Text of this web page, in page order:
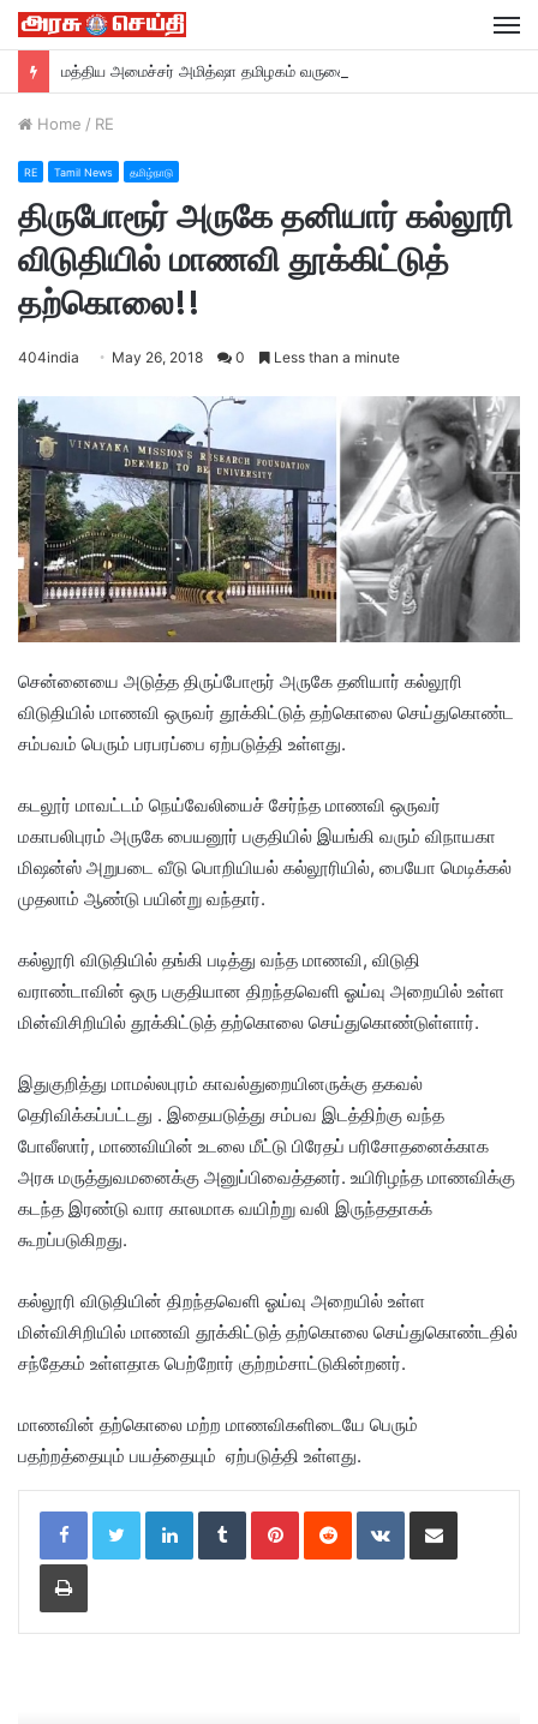
மத்திய அமைச்சர் அமித்ஷா தமிழகம் வருகை….
Home / RE
RE Tamil News தமிழ்நாடு
திருபோரூர் அருகே தனியார் கல்லூரி
விடுதியில் மாணவி தூக்கிட்டுத்
தற்கொலை!!
404india May 26, 2018 0 Less than a minute
சென்னையை அடுத்த திருப்போரூர் அருகே தனியார் கல்லூரி
விடுதியில் மாணவி ஒருவர் தூக்கிட்டுத் தற்கொலை செய்துகொண்ட
சம்பவம் பெரும் பரபரப்பை ஏற்படுத்தி உள்ளது.
கடலூர் மாவட்டம் நெய்வேலியைச் சேர்ந்த மாணவி ஒருவர்
மகாபலிபுரம் அருகே பையனூர் பகுதியில் இயங்கி வரும் விநாயகா
மிஷன்ஸ் அறுபடை வீடு பொறியியல் கல்லூரியில், பையோ மெடிக்கல்
முதலாம் ஆண்டு பயின்று வந்தார்.
கல்லூரி விடுதியில் தங்கி படித்து வந்த மாணவி, விடுதி
வராண்டாவின் ஒரு பகுதியான திறந்தவெளி ஓய்வு அறையில் உள்ள
மின்விசிறியில் தூக்கிட்டுத் தற்கொலை செய்துகொண்டுள்ளார்.
இதுகுறித்து மாமல்லபுரம் காவல்துறையினருக்கு தகவல்
தெரிவிக்கப்பட்டது . இதையடுத்து சம்பவ இடத்திற்கு வந்த
போலீஸார், மாணவியின் உடலை மீட்டு பிரேதப் பரிசோதனைக்காக
அரசு மருத்துவமனைக்கு அனுப்பிவைத்தனர். உயிரிழந்த மாணவிக்கு
கடந்த இரண்டு வார காலமாக வயிற்று வலி இருந்ததாகக்
கூறப்படுகிறது.
கல்லூரி விடுதியின் திறந்தவெளி ஓய்வு அறையில் உள்ள
மின்விசிறியில் மாணவி தூக்கிட்டுத் தற்கொலை செய்துகொண்டதில்
சந்தேகம் உள்ளதாக பெற்றோர் குற்றம்சாட்டுகின்றனர்.
மாணவின் தற்கொலை மற்ற மாணவிகளிடையே பெரும்
பதற்றத்தையும் பயத்தையும் ஏற்படுத்தி உள்ளது.
LinkedIn Tumblr Pinterest Reddit VKontakte
Print